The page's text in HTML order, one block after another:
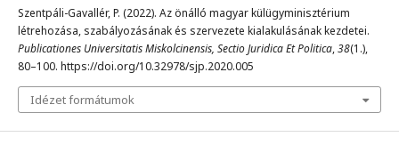
Szentpáli-Gavallér, P. (2022). Az önálló magyar külügyminisztérium
létrehozása, szabályozásának és szervezete kialakulásának kezdetei.
Publicationes Universitatis Miskolcinensis, Sectio Juridica Et Politica,38(1.),
80–100. https://doi.org/10.32978/sjp.2020.005
Idézet formátumok